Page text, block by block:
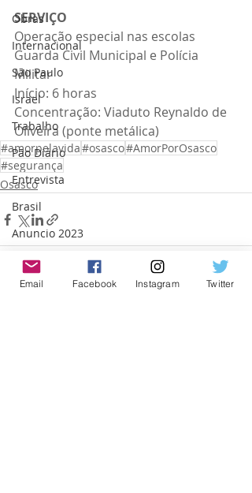
Obras
Internacional
São Paulo
Israel
Trabalho
Pão Diário
Entrevista
Brasil
Anuncio 2023
Cajamar
SERVIÇO
Operação especial nas escolas
Guarda Civil Municipal e Polícia
Militar
Início: 6 horas
Concentração: Viaduto Reynaldo de
Oliveira (ponte metálica)
#amorpelavida#osasco#AmorPorOsasco
#segurança
Osasco
Email Facebook Instagram Twitter